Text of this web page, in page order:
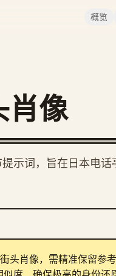
概览
肖像
示词，旨在日本电
头肖像，需精准保留参